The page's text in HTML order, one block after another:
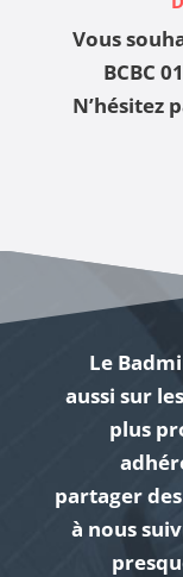
Vous
BCBC
N’hésitez
Le
aussi sur
plus
partager
à nous